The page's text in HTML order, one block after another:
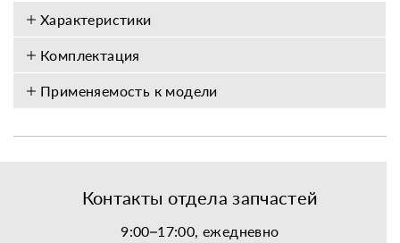
Характеристики
Комплектация
Применяемость к модели
Контакты отдела запчастей
9:00–17:00, ежедневно